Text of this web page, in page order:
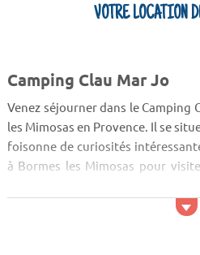
VOTRE LOCATION
Camping Clau Mar Jo
Venez séjourner dans le Camping
les Mimosas en Provence. Il se
foisonne de curiosités
à Bormes les Mimosas pour
! Vous serez éblouis par le